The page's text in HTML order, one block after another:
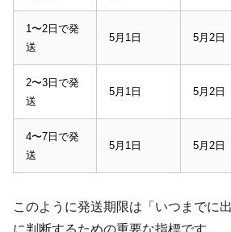
1〜2日で発
送
5月1日 5月2日
2〜3日で発
送
5月1日 5月2日
4〜7日で発
送
5月1日 5月2日
このように発送期限は「いつまでに